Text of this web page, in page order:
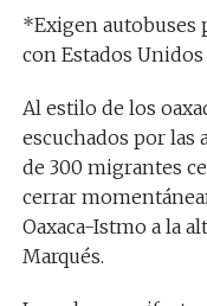
*Exigen autobuses
con Estados
Al estilo de los
escuchados por las
de 300 migrantes
cerrar
Oaxaca-Istmo a la
Marqués.